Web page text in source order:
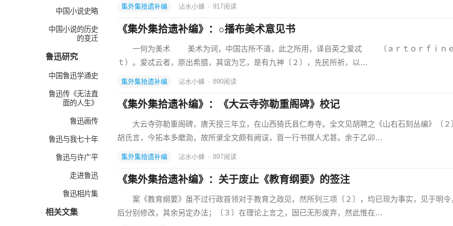
中国小说史略
中国小说的历史
的变迁
鲁迅研究
中国鲁迅学通史
鲁迅传《无法直
面的人生》
鲁迅画传
鲁迅与我七十年
鲁迅与许广平
走进鲁迅
鲁迅相片集
相关文集
集外集拾遗补编 沾水小蜂 · 917阅读
《集外集拾遗补编》：○播布美术意见书
一何为美术 美术为词，中国古所不道，此之所用，译自英之爱忒 （ａｒｔｏｒｆｉｎ
ｔ）。爱忒云者，原出希腊，其谊为艺，是有九神〔２〕，先民所祈，以…
集外集拾遗补编 沾水小蜂 · 890阅读
《集外集拾遗补编》：《大云寺弥勒重阁碑》校记
大云寺弥勒重阁碑，唐天授三年立，在山西猗氏县仁寿寺。全文见胡聘之《山右石刻丛编》〔２
胡氏言，今拓本多磨泐，故所录全文颇有阙误，首一行书撰人尤甚。余于乙卯…
集外集拾遗补编 沾水小蜂 · 897阅读
《集外集拾遗补编》：关于废止《教育纲要》的签注
案《教育纲要》虽不过行政首领对于教育之政见，然所列三项〔２〕，均已现为事实，见于明令
后分别修改，其余另定办法；〔３〕在理论上言之，固已无形废弃，然此惟在…